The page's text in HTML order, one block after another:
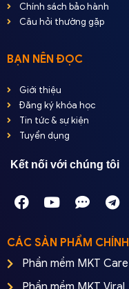
Chính sách bảo hành
Câu hỏi thường gặp
BẠN NÊN ĐỌC
Giới thiệu
Đăng ký khóa học
Tin tức & sự kiện
Tuyển dụng
Kết nối với chúng tôi
CÁC SẢN PHẨM CHÍNH
Phần mềm MKT Care